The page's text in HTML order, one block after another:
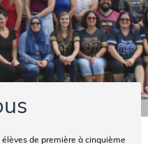
élèves de première à cinquième